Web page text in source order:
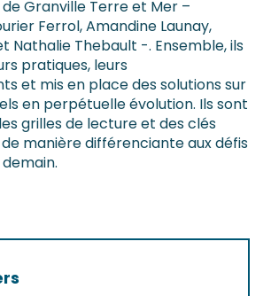
Granville Terre et Mer –
Ferrol, Amandine Launay,
Nathalie Thebault -. Ensemble, ils
pratiques, leurs
et mis en place des solutions sur
en perpétuelle évolution. Ils sont
grilles de lecture et des clés
manière différenciante aux défis